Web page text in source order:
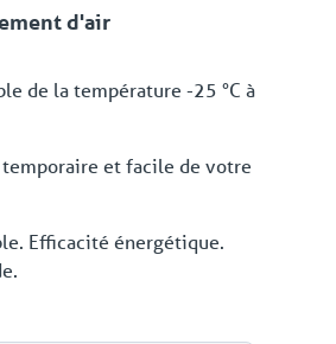
d'air
de la température -25 °C à
et facile de votre
Efficacité énergétique.